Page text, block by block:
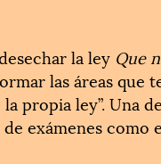
la ley Que
las áreas que
propia ley”. Una
exámenes como